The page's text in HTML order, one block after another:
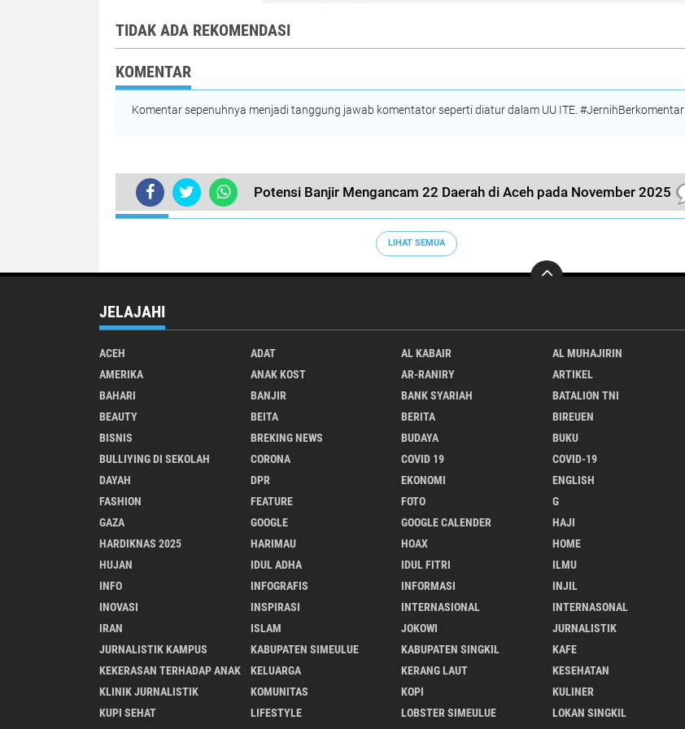
TIDAK ADA REKOMENDASI
KOMENTAR
Komentar sepenuhnya menjadi tanggung jawab komentator seperti diatur dalam UU ITE. #JernihBerkomentar
Potensi Banjir Mengancam 22 Daerah di Aceh pada November 2025
TERKINI
LIHAT SEMUA
JELAJAHI
ACEH ADAT AL KABAIR
AL MUHAJIRIN
AMERIKA
ANAK KOST AR-RANIRY
ARTIKEL
BAHARI
BANJIR BANK SYARIAH
BATALION TNI
BEAUTY
BEITA BERITA
BIREUEN
BISNIS
BREKING NEWS BUDAYA
BUKU
BULLIYING DI SEKOLAH
CORONA COVID 19
COVID-19
DAYAH
DPR EKONOMI
ENGLISH
FASHION
FEATURE FOTO
G
GAZA
GOOGLE GOOGLE CALENDER
HAJI
HARDIKNAS 2025
HARIMAU HOAX
HOME
HUJAN
IDUL ADHA IDUL FITRI
ILMU
INFO
INFOGRAFIS INFORMASI
INJIL
INOVASI
INSPIRASI INTERNASIONAL
INTERNASONAL
IRAN
ISLAM JOKOWI
JURNALISTIK
JURNALISTIK KAMPUS
KABUPATEN SIMEULUE KABUPATEN SINGKIL
KAFE
KEKERASAN TERHADAP ANAK
KELUARGA KERANG LAUT
KESEHATAN
KLINIK JURNALISTIK
KOMUNITAS KOPI
KULINER
KUPI SEHAT
LIFESTYLE LOBSTER SIMEULUE
LOKAN SINGKIL